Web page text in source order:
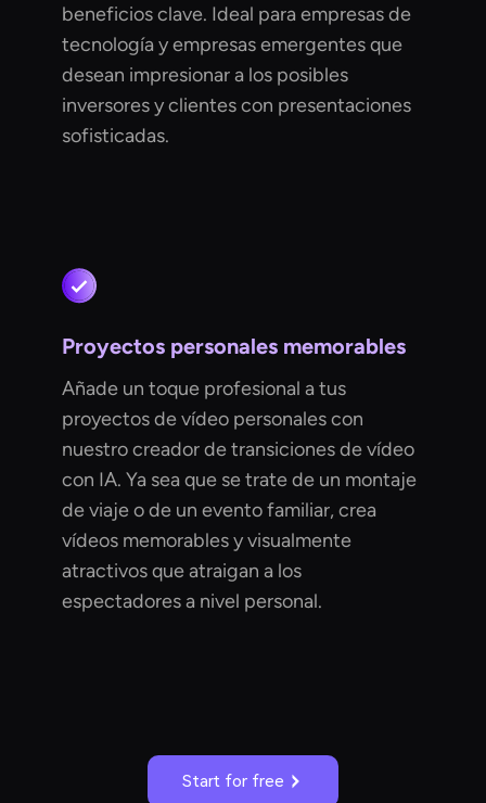
beneficios clave. Ideal para empresas de
tecnología y empresas emergentes que
desean impresionar a los posibles
inversores y clientes con presentaciones
sofisticadas.
Proyectos personales memorables
Añade un toque profesional a tus
proyectos de vídeo personales con
nuestro creador de transiciones de vídeo
con IA. Ya sea que se trate de un montaje
de viaje o de un evento familiar, crea
vídeos memorables y visualmente
atractivos que atraigan a los
espectadores a nivel personal.
Start for free